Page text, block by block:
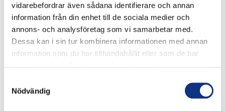
vidarebefordrar även sådana identifierare och annan
information från din enhet till de sociala medier och
annons- och analysföretag som vi samarbetar med.
Dessa kan i sin tur kombinera informationen med annan
information som du har tillhandahållit eller som de har
Nödvändignyhetsbrev